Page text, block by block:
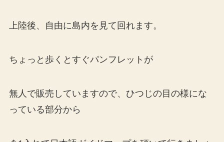
上陸後、自由に島内を見て回れます。
ちょっと歩くとすぐパンフレットが
無人で販売していますので、ひつじの目の様にな
っている部分から